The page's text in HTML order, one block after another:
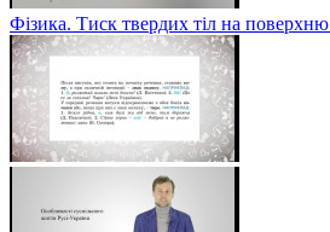
Фізика. Тиск твердих тіл на